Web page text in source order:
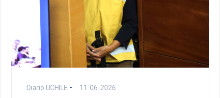
Diario UCHILE 11-06-2026